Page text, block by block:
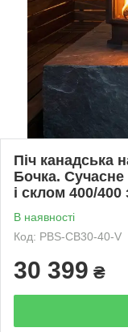
Піч канадська
Бочка.
і склом 400/400
В наявності
Код: PBS-CB30-40-V
30 399 ₴